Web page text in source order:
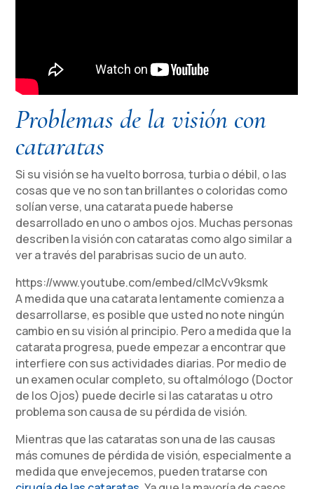
Problemas de la visión con
cataratas
Si su visión se ha vuelto borrosa, turbia o débil, o las
cosas que ve no son tan brillantes o coloridas como
solían verse, una catarata puede haberse
desarrollado en uno o ambos ojos. Muchas personas
describen la visión con cataratas como algo similar a
ver a través del parabrisas sucio de un auto.
https://www.youtube.com/embed/cIMcVv9ksmk
A medida que una catarata lentamente comienza a
desarrollarse, es posible que usted no note ningún
cambio en su visión al principio. Pero a medida que la
catarata progresa, puede empezar a encontrar que
interfiere con sus actividades diarias. Por medio de
un examen ocular completo, su oftalmólogo (Doctor
de los Ojos) puede decirle si las cataratas u otro
problema son causa de su pérdida de visión.
Mientras que las cataratas son una de las causas
más comunes de pérdida de visión, especialmente a
medida que envejecemos, pueden tratarse con